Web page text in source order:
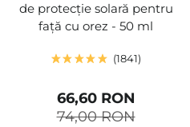
de protecție solară pentru
față cu orez - 50 ml
1841
74,00 RON
66,60 RON